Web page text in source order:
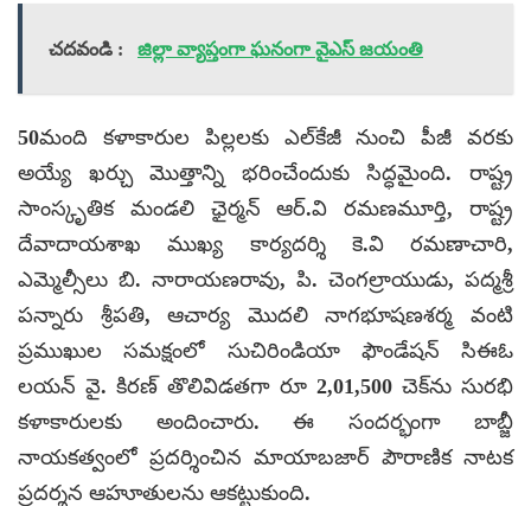
చదవండి : జిల్లా వ్యాప్తంగా ఘనంగా వైఎస్ జయంతి
50మంది కళాకారుల పిల్లలకు ఎల్‌కేజీ నుంచి పీజీ వరకు
అయ్యే ఖర్చు మొత్తాన్ని భరించేందుకు సిద్ధమైంది. రాష్ట్ర
సాంస్కృతిక మండలి ఛైర్మన్‌ ఆర్‌.వి రమణమూర్తి, రాష్ట్ర
దేవాదాయశాఖ ముఖ్య కార్యదర్శి కె.వి రమణాచారి,
ఎమ్మెల్సీలు బి. నారాయణరావు, పి. చెంగల్రాయుడు, పద్మశ్రీ
పన్నారు శ్రీపతి, ఆచార్య మొదలి నాగభూషణశర్మ వంటి
ప్రముఖుల సమక్షంలో సుచిరిండియా ఫౌండేషన్‌ సిఈఓ
లయన్‌ వై. కిరణ్‌ తొలివిడతగా రూ 2,01,500 చెక్‌ను సురభి
కళాకారులకు అందించారు. ఈ సందర్భంగా బాబ్జీ
నాయకత్వంలో ప్రదర్శించిన మాయాబజార్‌ పౌరాణిక నాటక
ప్రదర్శన ఆహూతులను ఆకట్టుకుంది.